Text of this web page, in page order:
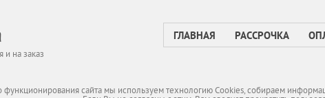
и на заказ
ГЛАВНАЯ РАССРОЧКА
функционирования сайта мы используем технологию Cookies, собираем